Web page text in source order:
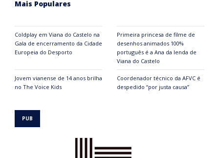
Mais Populares
Coldplay em Viana do Castelo na
Gala de encerramento da Cidade
Europeia do Desporto
Primeira princesa de filme de
desenhos animados 100%
português é a Ana da lenda de
Viana do Castelo
Jovem vianense de 14 anos brilha
no The Voice Kids
Coordenador técnico da AFVC é
despedido “por justa causa”